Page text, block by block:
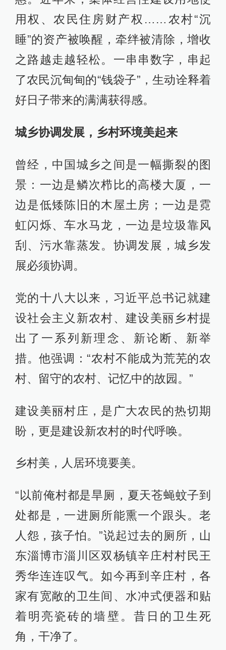
用权、农民住房财产权……农村“沉
睡”的资产被唤醒，牵绊被清除，增收
之路越走越轻松。一串串数字，串起
了农民沉甸甸的“钱袋子”，生动诠释着
好日子带来的满满获得感。
城乡协调发展，乡村环境美起来
曾经，中国城乡之间是一幅撕裂的图
景：一边是鳞次栉比的高楼大厦，一
边是低矮陈旧的木屋土房；一边是霓
虹闪烁、车水马龙，一边是垃圾靠风
刮、污水靠蒸发。协调发展，城乡发
展必须协调。
党的十八大以来，习近平总书记就建
设社会主义新农村、建设美丽乡村提
出了一系列新理念、新论断、新举
措。他强调：“农村不能成为荒芜的农
村、留守的农村、记忆中的故园。”
建设美丽村庄，是广大农民的热切期
盼，更是建设新农村的时代呼唤。
乡村美，人居环境要美。
“以前俺村都是旱厕，夏天苍蝇蚊子到
处都是，一进厕所能熏一个跟头。老
人怨，孩子怕。”说起过去的厕所，山
东淄博市淄川区双杨镇辛庄村村民王
秀华连连叹气。如今再到辛庄村，各
家有宽敞的卫生间、水冲式便器和贴
着明亮瓷砖的墙壁。昔日的卫生死
角，干净了。